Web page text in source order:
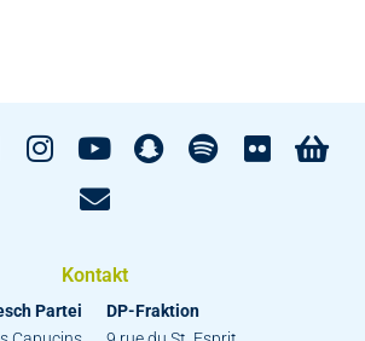
Kontakt
Partei
DP-Fraktion